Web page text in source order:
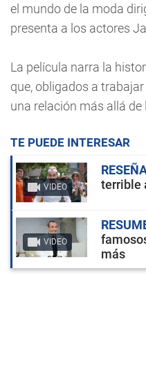
el mundo de la moda
presenta a los actores
La película narra la
que, obligados a
una relación más allá
TE PUEDE INTERESAR
VIDEO
terrible
VIDEO
más